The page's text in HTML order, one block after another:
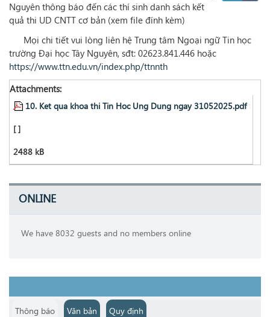
Nguyên thông báo đến các thí sinh danh sách kết
quả thi UD CNTT cơ bản (xem file đính kèm)
Mọi chi tiết vui lòng liên hệ Trung tâm Ngoại ngữ Tin học
trường Đại học Tây Nguyên, sđt: 02623.841.446 hoặc
https://www.ttn.edu.vn/index.php/ttnnth
Attachments:
10. Ket qua khoa thi Tin Hoc Ung Dung ngay 31052025.pdf
[ ]
2488 kB
ONLINE
We have 8032 guests and no members online
Thông báo Văn bản Quy định